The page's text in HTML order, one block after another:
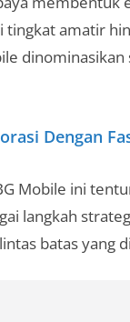
amatir
dinominasikan
Dengan
Mobile ini
langkah
batas yang